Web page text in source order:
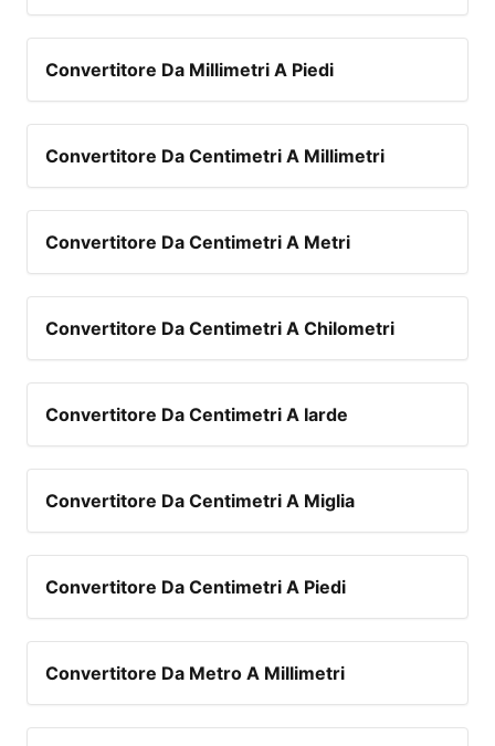
Convertitore Da Millimetri A Piedi
Convertitore Da Centimetri A Millimetri
Convertitore Da Centimetri A Metri
Convertitore Da Centimetri A Chilometri
Convertitore Da Centimetri A Iarde
Convertitore Da Centimetri A Miglia
Convertitore Da Centimetri A Piedi
Convertitore Da Metro A Millimetri